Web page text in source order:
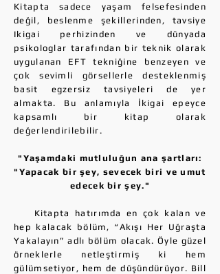
Kitapta sadece yaşam felsefesinden
değil, beslenme şekillerinden, tavsiye
Ikigai perhizinden ve dünyada
psikologlar tarafından bir teknik olarak
uygulanan EFT tekniğine benzeyen ve
çok sevimli görsellerle desteklenmiş
basit egzersiz tavsiyeleri de yer
almakta. Bu anlamıyla İkigai epeyce
kapsamlı bir kitap olarak
değerlendirilebilir.
"Yaşamdaki mutluluğun ana şartları:
"Yapacak bir şey, sevecek biri ve umut
edecek bir şey."
Kitapta hatırımda en çok kalan ve
hep kalacak bölüm, “Akışı Her Uğraşta
Yakalayın” adlı bölüm olacak. Öyle güzel
örneklerle netleştirmiş ki hem
gülümsetiyor, hem de düşündürüyor. Bill